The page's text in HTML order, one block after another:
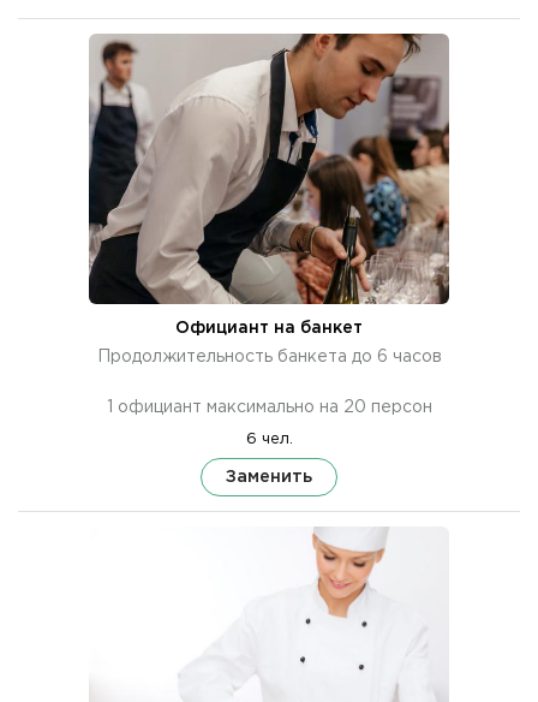
Официант на банкет
Продолжительность банкета до 6 часов
1 официант максимально на 20 персон
6 чел.
Заменить